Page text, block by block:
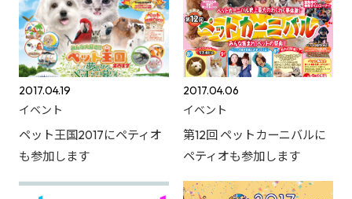
2017.04.19
イベント
ペット王国2017にペティオ
も参加します
2017.04.06
イベント
第12回 ペットカーニバルに
ペティオも参加します